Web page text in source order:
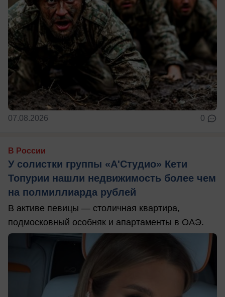
07.08.2026 0
В России
У солистки группы «А'Студио» Кети
Топурии нашли недвижимость более чем
на полмиллиарда рублей
В активе певицы — столичная квартира,
подмосковный особняк и апартаменты в ОАЭ.